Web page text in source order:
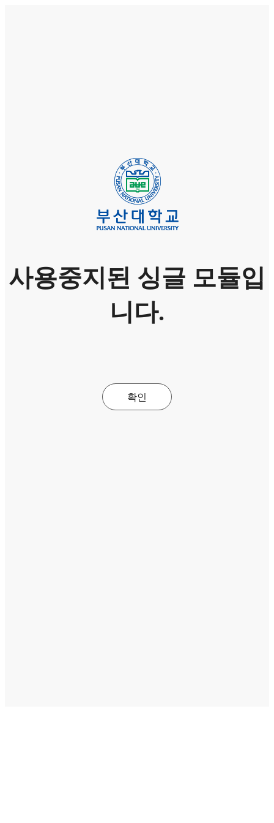
사용중지된 싱글 모듈입
니다.